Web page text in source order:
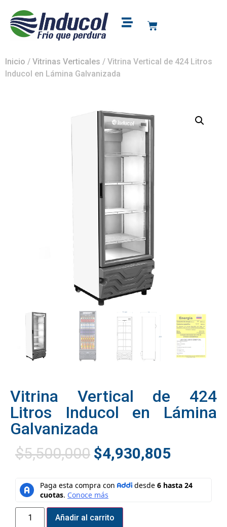
Inicio / Vitrinas Verticales / Vitrina Vertical de 424 Litros
Inducol en Lámina Galvanizada
Vitrina Vertical de 424
Litros Inducol en Lámina
Galvanizada
$5,500,000 $4,930,805
Añadir al carrito